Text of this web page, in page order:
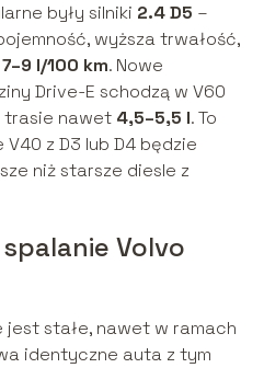
były silniki 2.4 D5 –
wyższa trwałość,
7–9 l/100 km. Nowe
Drive-E schodzą w V60
trasie nawet 4,5–5,5 l. To
z D3 lub D4 będzie
niż starsze diesle z
Volvo
jest stałe, nawet w ramach
identyczne auta z tym